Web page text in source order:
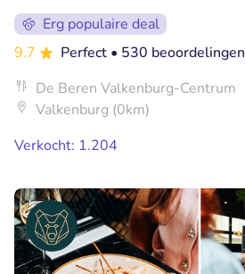
Erg populaire deal
9.7
Perfect • 530 beoordelingen
De Beren Valkenburg-Centrum
Valkenburg (0km)
Verkocht: 1.204